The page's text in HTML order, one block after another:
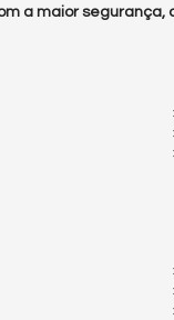
a maior segurança,